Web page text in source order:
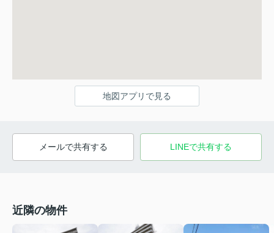
地図アプリで見る
メールで共有する LINEで共有する
近隣の物件